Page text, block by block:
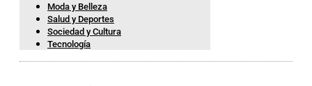
Moda y Belleza
Salud y Deportes
Sociedad y Cultura
Tecnología